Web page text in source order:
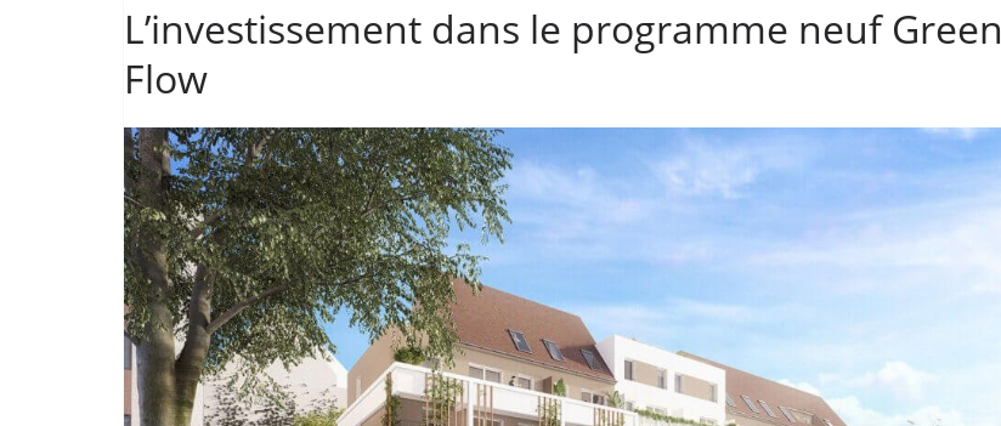
L’investissement dans le programme neuf Green
Flow